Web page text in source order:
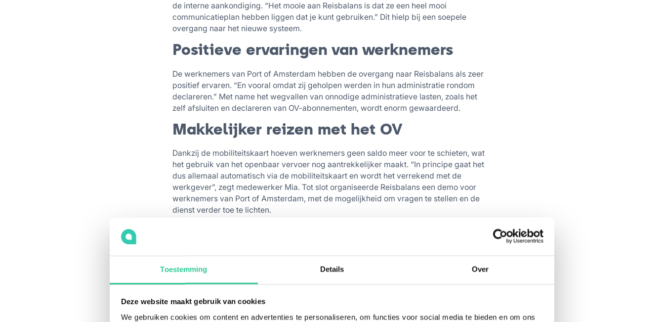
Toestemming Details Over
Deze website maakt gebruik van cookies
We gebruiken cookies om content en advertenties te personaliseren, om functies voor social media te bieden en om ons
de interne aankondiging. “Het mooie aan Reisbalans is dat ze een heel mooi
communicatieplan hebben liggen dat je kunt gebruiken.” Dit hielp bij een soepele
overgang naar het nieuwe systeem.
Positieve ervaringen van werknemers
De werknemers van Port of Amsterdam hebben de overgang naar Reisbalans als zeer
positief ervaren. “En vooral omdat zij geholpen werden in hun administratie rondom
declareren.” Met name het wegvallen van onnodige administratieve lasten, zoals het
zelf afsluiten en declareren van OV-abonnementen, wordt enorm gewaardeerd.
Makkelijker reizen met het OV
Dankzij de mobiliteitskaart hoeven werknemers geen saldo meer voor te schieten, wat
het gebruik van het openbaar vervoer nog aantrekkelijker maakt. “In principe gaat het
dus allemaal automatisch via de mobiliteitskaart en wordt het verrekend met de
werkgever”, zegt medewerker Mia. Tot slot organiseerde Reisbalans een demo voor
werknemers van Port of Amsterdam, met de mogelijkheid om vragen te stellen en de
dienst verder toe te lichten.
Bekijk hier het klantverhaal: